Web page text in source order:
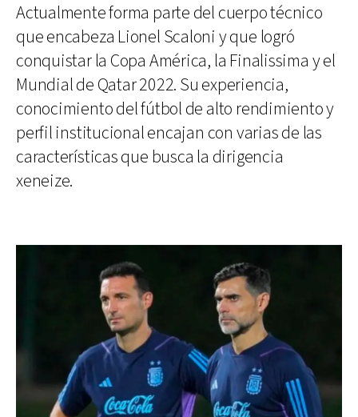
Actualmente forma parte del cuerpo técnico
que encabeza Lionel Scaloni y que logró
conquistar la Copa América, la Finalissima y el
Mundial de Qatar 2022. Su experiencia,
conocimiento del fútbol de alto rendimiento y
perfil institucional encajan con varias de las
características que busca la dirigencia
xeneize.